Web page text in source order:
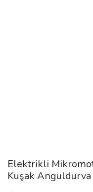
Elektrikli
Kuşak Anguldurva